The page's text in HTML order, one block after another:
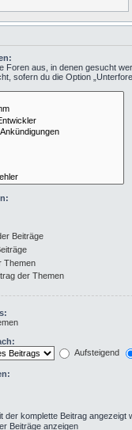
Foren aus, in denen gesucht
sofern du die Option
Beiträge
Themen
der Themen
Aufsteigend
der komplette Beitrag angezeigt
Beiträge anzeigen